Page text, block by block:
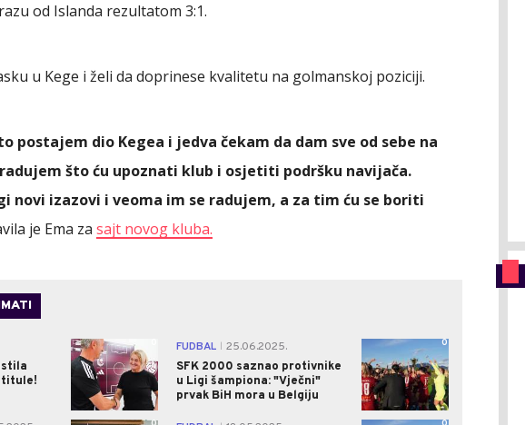
od Islanda rezultatom 3:1.
u Kege i želi da doprinese kvalitetu na golmanskoj poziciji.
postajem dio Kegea i jedva čekam da dam sve od sebe na
što ću upoznati klub i osjetiti podršku navijača.
novi izazovi i veoma im se radujem, a za tim ću se boriti
je Ema za sajt novog kluba.
titule!
FUDBAL
25.06.2025.
SFK 2000 saznao protivnike
u Ligi šampiona: "Vječni"
prvak BiH mora u Belgiju
0